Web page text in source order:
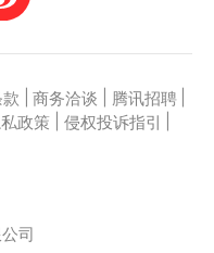
商务洽谈 腾讯招聘
政策 侵权投诉指引
司